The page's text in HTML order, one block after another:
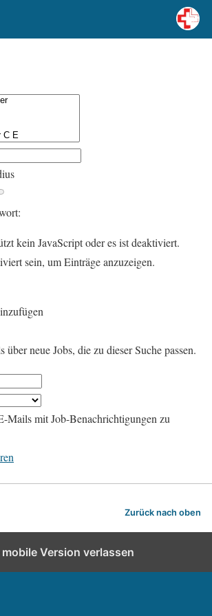
kein JavaScript oder es ist deaktiviert.
sein, um Einträge anzuzeigen.
neue Jobs, die zu dieser Suche passen.
Mails mit Job-Benachrichtigungen zu
Zurück nach oben
mobile Version verlassen